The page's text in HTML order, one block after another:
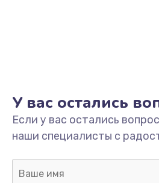
У вас остались
Если у вас остались
наши специалисты с